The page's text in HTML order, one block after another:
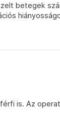
betegek
is. Az